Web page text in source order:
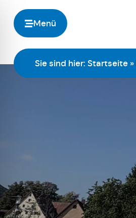
Menü
Sie sind hier: Startseite »